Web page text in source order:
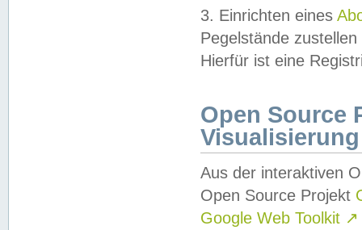
3. Einrichten eines
Pegelstände
Hierfür ist eine
Open Source
Visualisierung
Aus der interaktiven
Open Source Projekt
Google Web Toolkit ↗